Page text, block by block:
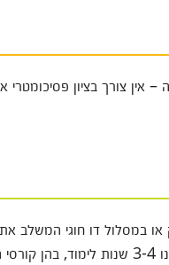
אין צורך בציון פסיכומטרי
במסלול דו חוגי המשלב את
המחשב, פילוסופיה, ניהול, מתמטיקה וחינוך. משך